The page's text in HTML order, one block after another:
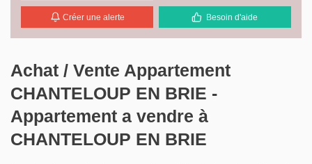
Faire gérer
Estimer
Notre agence
Biens vendus
Créer une alerte Besoin d'aide
Achat / Vente Appartement
CHANTELOUP EN BRIE -
Appartement a vendre à
CHANTELOUP EN BRIE